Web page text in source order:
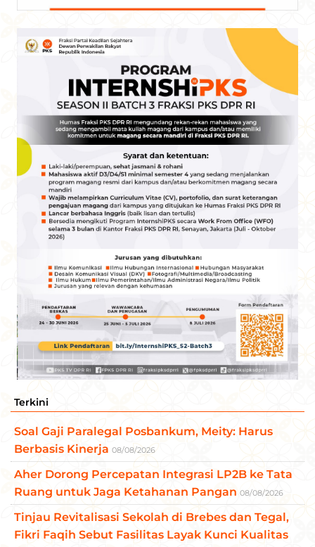
Terkini
Soal Gaji Paralegal Posbankum, Meity: Harus
Berbasis Kinerja 08/08/2026
Aher Dorong Percepatan Integrasi LP2B ke Tata
Ruang untuk Jaga Ketahanan Pangan 08/08/2026
Tinjau Revitalisasi Sekolah di Brebes dan Tegal,
Fikri Faqih Sebut Fasilitas Layak Kunci Kualitas